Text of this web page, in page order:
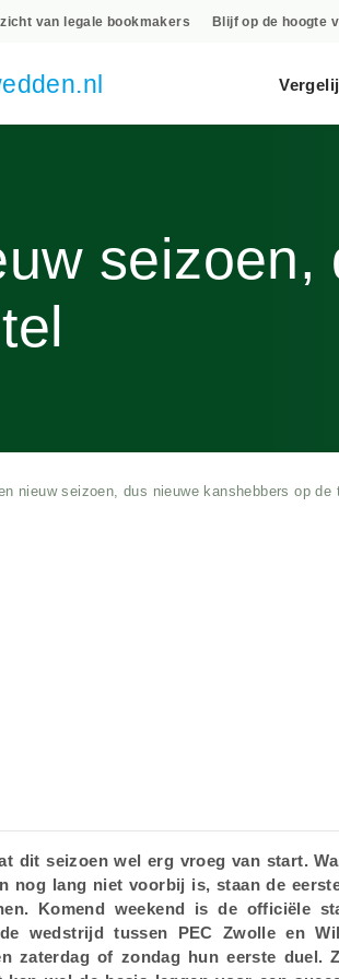
van legale bookmakers Blijf op de
nieuw seizoen, dus nieuwe kanshebbers op
dit seizoen wel erg vroeg
voor veel mensen nog lang niet
op het punt van beginnen.
2019/2020, beginnend met de
PSV en Feyenoord spelen